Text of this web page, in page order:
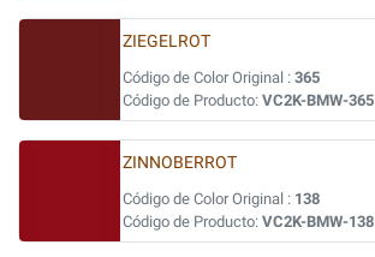
ZIEGELROT
Código de Color Original : 365
Código de Producto: VC2K-BMW-365
ZINNOBERROT
Código de Color Original : 138
Código de Producto: VC2K-BMW-138